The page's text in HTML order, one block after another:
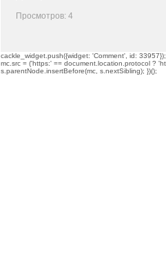
Просмотров: 4
cackle_widget.push({widget: 'Comment', id:
mc.src = ('https:' == document.location.protocol ?
s.parentNode.insertBefore(mc, s.nextSibling); })();